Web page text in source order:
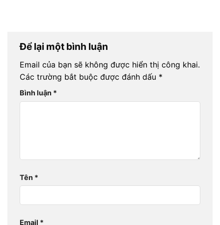
Để lại một bình luận
Email của bạn sẽ không được hiển thị công khai.
Các trường bắt buộc được đánh dấu *
Bình luận *
Tên *
Email *